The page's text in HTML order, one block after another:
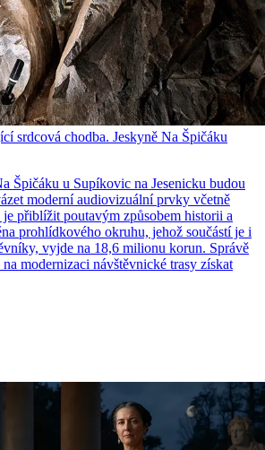
srdcová chodba. Jeskyně Na Špičáku
Špičáku u Supíkovic na Jesenicku budou
moderní audiovizuální prvky včetně
přiblížit poutavým způsobem historii a
prohlídkového okruhu, jehož součástí je i
vyjde na 18,6 milionu korun. Správě
modernizaci návštěvnické trasy získat